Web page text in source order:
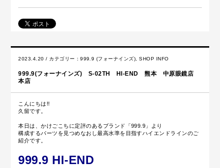
2023.4.20 / カテゴリー：999.9 (フォーナインズ) ,SHOP INFO
999.9(フォーナインズ) S-02TH HI-END 熊本 中原眼鏡店
本店
こんにちは!!
久留です。
本日は、かけごこちに定評のあるブランド「999.9」より
構成するパーツを見つめなおし最高水準を目指すハイエンドラインのご
紹介です。
999.9 HI-END